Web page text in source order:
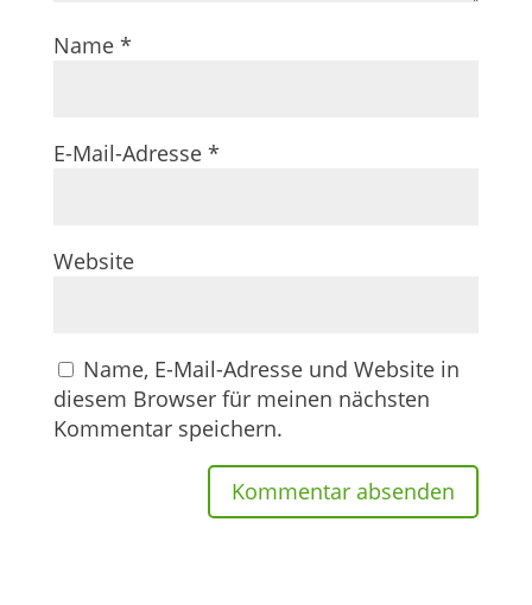
Name *
E-Mail-Adresse *
Website
Name, E-Mail-Adresse und Website in
diesem Browser für meinen nächsten
Kommentar speichern.